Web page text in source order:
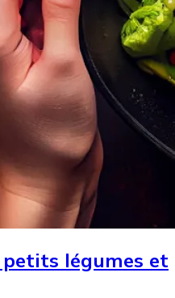
légumes et